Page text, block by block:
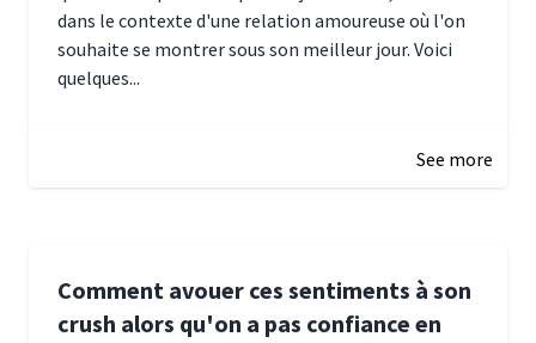
dans le contexte d'une relation amoureuse où l'on
souhaite se montrer sous son meilleur jour. Voici
quelques...
See more
Comment avouer ces sentiments à son
crush alors qu'on a pas confiance en